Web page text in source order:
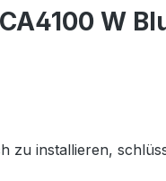
W
zu installieren,